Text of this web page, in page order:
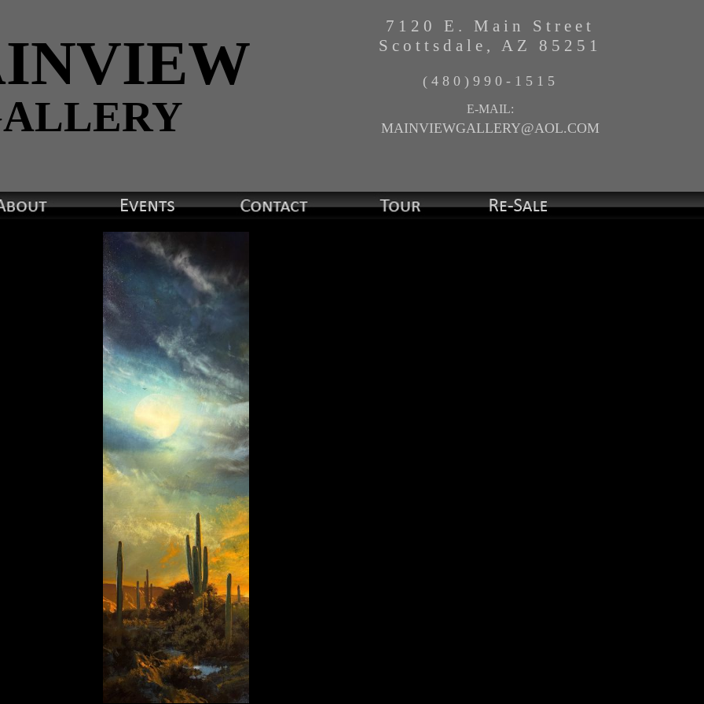
7120 E. Main Street
Scottsdale, AZ 85251
(480)990-1515
E-MAIL:
MAINVIEWGALLERY@AOL.COM